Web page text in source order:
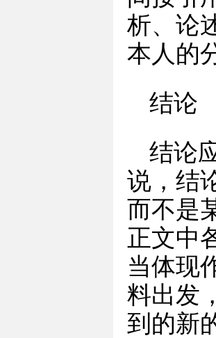
析、论
本人的
结论
结论
说，结
而不是
正文中
当体现
料出发
到的新